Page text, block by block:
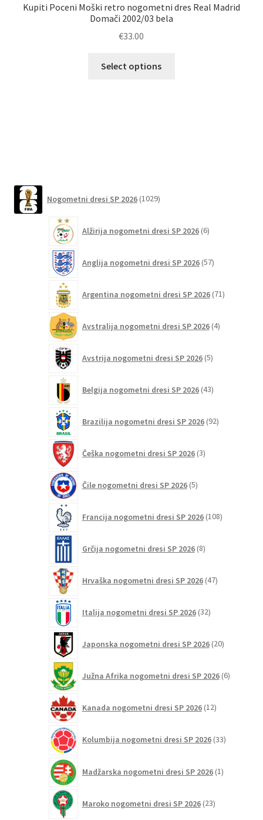
Kupiti Poceni Moški retro nogometni dres Real Madrid
Domači 2002/03 bela
€33.00
Select options
Nogometni dresi SP 2026 1029izdelkov
Alžirija nogometni dresi SP 2026 6izdelkov
Anglija nogometni dresi SP 2026 57izdelkov
Argentina nogometni dresi SP 2026 71izdelkov
Avstralija nogometni dresi SP 2026 4izdelki
Avstrija nogometni dresi SP 2026 5izdelkov
Belgija nogometni dresi SP 2026 43izdelkov
Brazilija nogometni dresi SP 2026 92izdelkov
Češka nogometni dresi SP 2026 3izdelki
Čile nogometni dresi SP 2026 5izdelkov
Francija nogometni dresi SP 2026 108izdelkov
Grčija nogometni dresi SP 2026 8izdelkov
Hrvaška nogometni dresi SP 2026 47izdelkov
Italija nogometni dresi SP 2026 32izdelkov
Japonska nogometni dresi SP 2026 20izdelkov
Južna Afrika nogometni dresi SP 2026 6izdelkov
Kanada nogometni dresi SP 2026 12izdelkov
Kolumbija nogometni dresi SP 2026 33izdelkov
Madžarska nogometni dresi SP 2026 1izdelek
Maroko nogometni dresi SP 2026 23izdelkov